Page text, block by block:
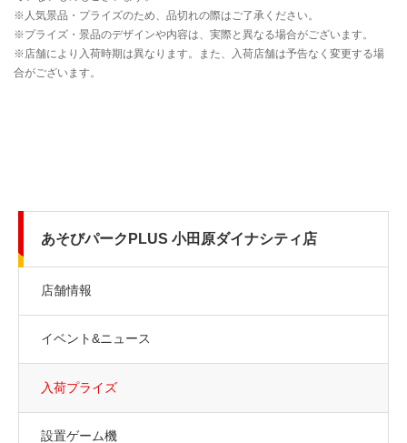
あそびパークPLUS 小田原ダイナシティ店
店舗情報
イベント&ニュース
入荷プライズ
設置ゲーム機